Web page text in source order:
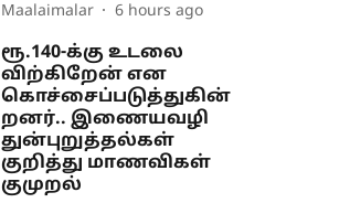
Maalaimalar 6 hours ago
ரூ.140-க்கு உடலை
விற்கிறேன் என
கொச்சைப்படுத்துகின்
றனர்.. இணையவழி
துன்புறுத்தல்கள்
குறித்து மாணவிகள்
குமுறல்